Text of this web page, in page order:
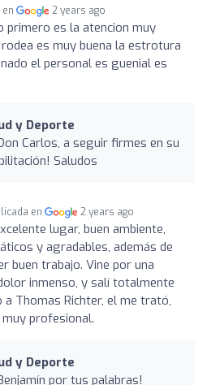
en 2 years ago
primero es la atencion muy
es muy buena la estrotura
el personal es guenial es
y Deporte
Carlos, a seguir firmes en su
Saludos
en 2 years ago
lugar, buen ambiente,
y agradables, además de
buen trabajo. Vine por una
inmenso, y salí totalmente
a Thomas Richter, el me trató,
profesional.
y Deporte
por tus palabras!